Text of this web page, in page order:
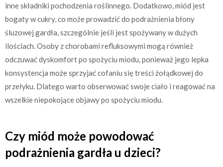
inne składniki pochodzenia roślinnego. Dodatkowo, miód jest
bogaty w cukry, co może prowadzić do podrażnienia błony
śluzowej gardła, szczególnie jeśli jest spożywany w dużych
ilościach. Osoby z chorobami refluksowymi mogą również
odczuwać dyskomfort po spożyciu miodu, ponieważ jego lepka
konsystencja może sprzyjać cofaniu się treści żołądkowej do
przełyku. Dlatego warto obserwować swoje ciało i reagować na
wszelkie niepokojące objawy po spożyciu miodu.
Czy miód może powodować
podrażnienia gardła u dzieci?